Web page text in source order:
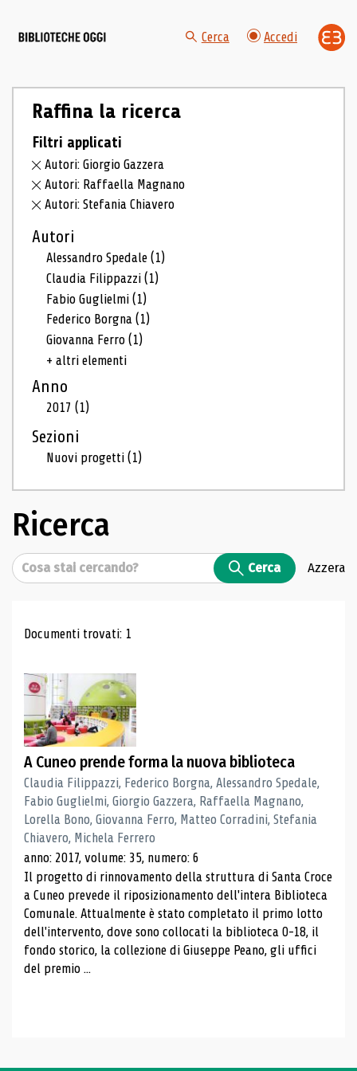
Cerca Accedi
Raffina la ricerca
Filtri applicati
Autori: Giorgio Gazzera
Autori: Raffaella Magnano
Autori: Stefania Chiavero
Autori
Alessandro Spedale(1)
Claudia Filippazzi(1)
Fabio Guglielmi(1)
Federico Borgna(1)
Giovanna Ferro(1)
+ altri elementi
Anno
2017(1)
Sezioni
Nuovi progetti(1)
Ricerca
Cerca Cerca Azzera
Risultati di ricerca
Documenti trovati: 1
A Cuneo prende forma la nuova biblioteca
Claudia Filippazzi, Federico Borgna, Alessandro Spedale,
Fabio Guglielmi, Giorgio Gazzera, Raffaella Magnano,
Lorella Bono, Giovanna Ferro, Matteo Corradini, Stefania
Chiavero, Michela Ferrero
anno: 2017, volume: 35, numero: 6
Il progetto di rinnovamento della struttura di Santa Croce
a Cuneo prevede il riposizionamento dell'intera Biblioteca
Comunale. Attualmente è stato completato il primo lotto
dell'intervento, dove sono collocati la biblioteca 0-18, il
fondo storico, la collezione di Giuseppe Peano, gli uffici
del premio ...